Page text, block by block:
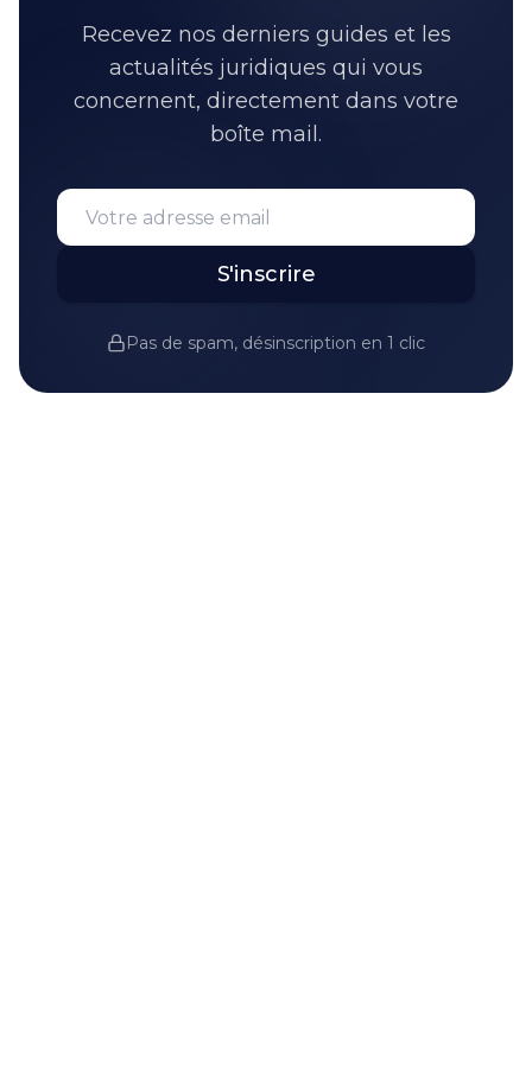
Recevez nos derniers guides et les
actualités juridiques qui vous
concernent, directement dans votre
boîte mail.
S'inscrire
Pas de spam, désinscription en 1 clic